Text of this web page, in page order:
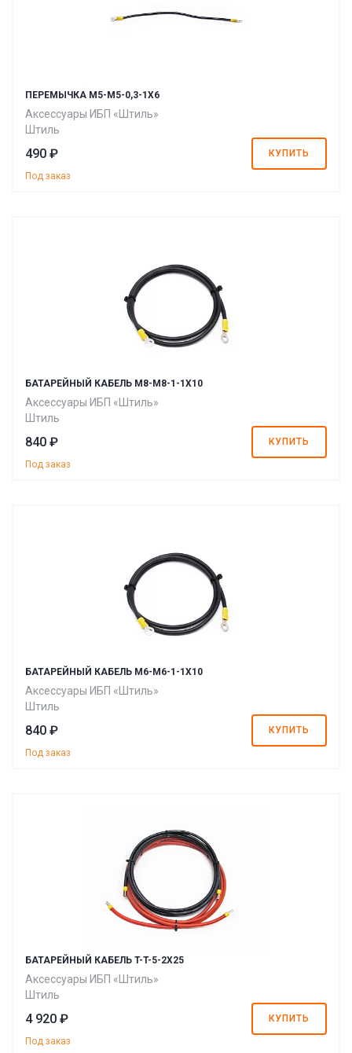
ПЕРЕМЫЧКА M5-M5-0,3-1X6
Аксессуары ИБП «Штиль»
Штиль
490 ₽ КУПИТЬ
Под заказ
БАТАРЕЙНЫЙ КАБЕЛЬ M8-M8-1-1X10
Аксессуары ИБП «Штиль»
Штиль
840 ₽ КУПИТЬ
Под заказ
БАТАРЕЙНЫЙ КАБЕЛЬ М6-М6-1-1Х10
Аксессуары ИБП «Штиль»
Штиль
840 ₽ КУПИТЬ
Под заказ
БАТАРЕЙНЫЙ КАБЕЛЬ T-T-5-2X25
Аксессуары ИБП «Штиль»
Штиль
4 920 ₽ КУПИТЬ
Под заказ